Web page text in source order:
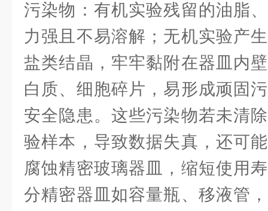
污染物：有机实验残留的油脂
力强且不易溶解；无机实验产
盐类结晶，牢牢黏附在器皿内
白质、细胞碎片，易形成顽固
安全隐患。这些污染物若未清
验样本，导致数据失真，还可
腐蚀精密玻璃器皿，缩短使用
分精密器皿如容量瓶、移液管